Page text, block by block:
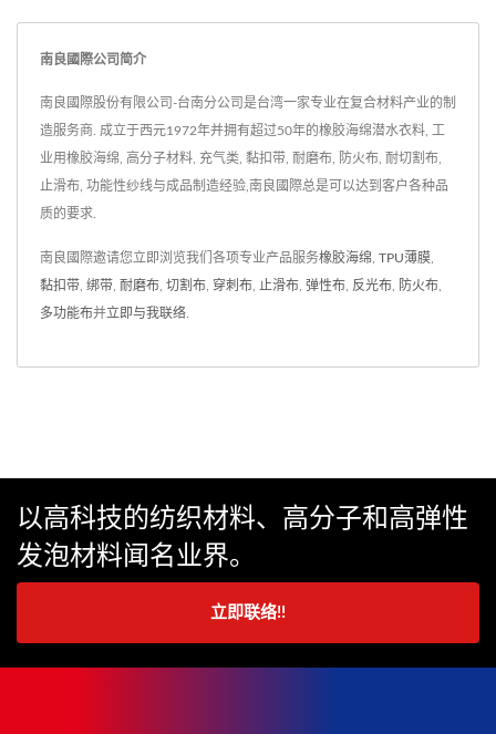
南良國際公司简介
南良國際股份有限公司-台南分公司是台湾一家专业在复合材料产业的制
造服务商. 成立于西元1972年并拥有超过50年的橡胶海绵潜水衣料, 工
业用橡胶海绵, 高分子材料, 充气类, 黏扣带, 耐磨布, 防火布, 耐切割布,
止滑布, 功能性纱线与成品制造经验,南良國際总是可以达到客户各种品
质的要求.
南良國際邀请您立即浏览我们各项专业产品服务橡胶海绵, TPU薄膜,
黏扣带, 绑带, 耐磨布, 切割布, 穿刺布, 止滑布, 弹性布, 反光布, 防火布,
多功能布并立即与我联络.
以高科技的纺织材料、高分子和高弹性
发泡材料闻名业界。
立即联络!!